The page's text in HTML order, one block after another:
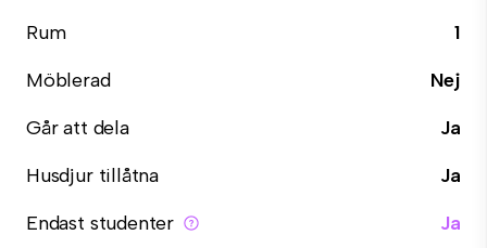
Rum
1
Möblerad
Nej
Går att dela
Ja
Husdjur tillåtna
Ja
Endast studenter
Ja